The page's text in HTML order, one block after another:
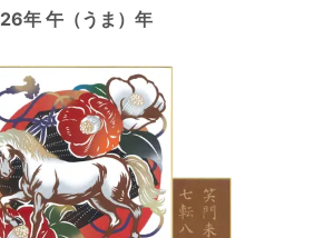
年 午（うま）年